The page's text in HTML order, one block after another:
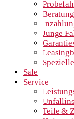
Junge
Sale
Service
Teile &